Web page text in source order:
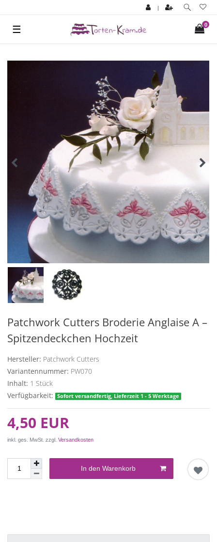
|
0
☰
Patchwork Cutters Broderie Anglaise A –
Spitzendeckchen Hochzeit
Hersteller: Patchwork Cutters
Variantennummer: PW070
Inhalt: 1 Stück
Verfügbarkeit:
Sofort versandfertig, Lieferzeit 1 - 5 Werktage
4,50 EUR
inkl. ges. MwSt. zzgl. Versandkosten
In den Warenkorb